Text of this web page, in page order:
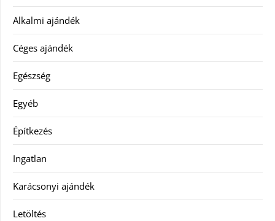
Alkalmi ajándék
Céges ajándék
Egészség
Egyéb
Építkezés
Ingatlan
Karácsonyi ajándék
Letöltés